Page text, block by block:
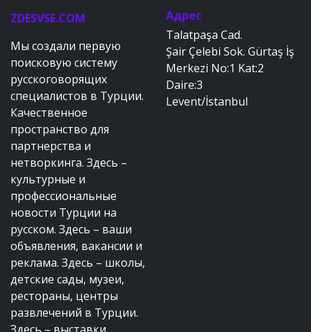
ZDESVSE.COM
Мы создали первую
поисковую систему
русскоговорящих
специалистов в Турции.
Качественное
пространство для
партнерства и
нетворкинга. Здесь –
культурные и
профессиональные
новости Турции на
русском. Здесь – ваши
объявления, вакансии и
реклама. Здесь – школы,
детские сады, музеи,
рестораны, центры
развлечений в Турции.
Адрес
Talatpaşa Cad.
Şair Çelebi Sok. Gürtaş İş
Merkezi No:1 Kat:2
Daire:3
Levent/İstanbul